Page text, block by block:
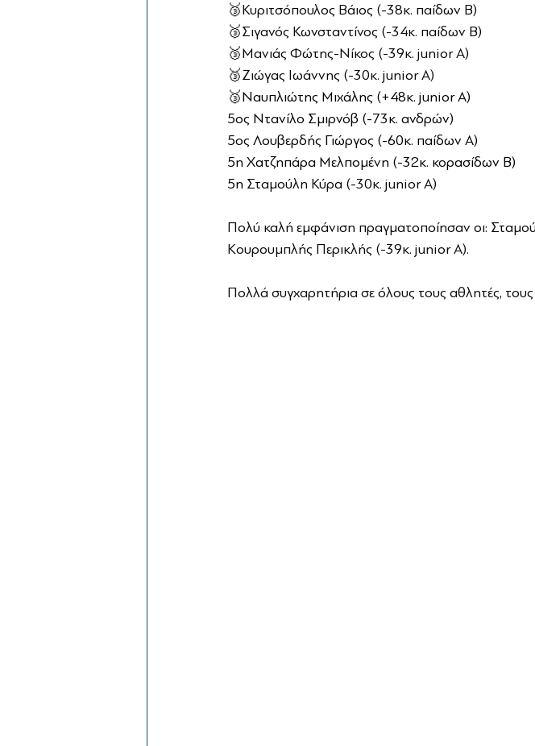
🥉Κυριτσόπουλος Βάιος (-38κ. παίδων Β)
🥉Σιγανός Κωνσταντίνος (-34κ. παίδων Β)
🥉Μανιάς Φώτης-Νίκος (-39κ. junior A)
🥉Ζιώγας Ιωάννης (-30κ. junior Α)
🥉Ναυπλιώτης Μιχάλης (+48κ. junior A)
5ος Ντανίλο Σμιρνόβ (-73κ. ανδρών)
5ος Λουβερδής Γιώργος (-60κ. παίδων Α)
5η Χατζηπάρα Μελπομένη (-32κ. κορασίδων Β)
5η Σταμούλη Κύρα (-30κ. junior A)
Πολύ καλή εμφάνιση πραγματοποίησαν οι:
Κουρουμπλής Περικλής (-39κ. junior Α).
Πολλά συγχαρητήρια σε όλους τους αθλητές,